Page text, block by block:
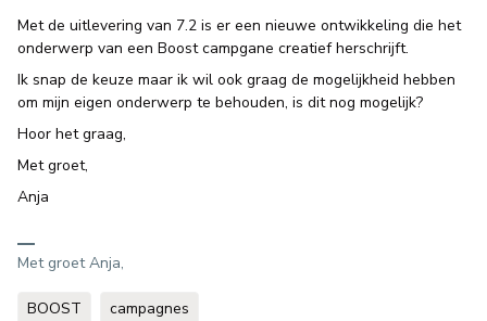
Met de uitlevering van 7.2 is er een nieuwe ontwikkeling die het
onderwerp van een Boost campgane creatief herschrijft.
Ik snap de keuze maar ik wil ook graag de mogelijkheid hebben
om mijn eigen onderwerp te behouden, is dit nog mogelijk?
Hoor het graag,
Met groet,
Anja
Met groet Anja,
BOOST campagnes